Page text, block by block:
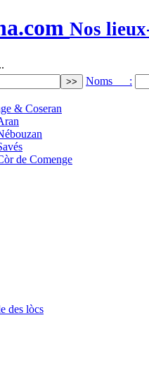
Nos
Noms :
& Coseran
de Comenge
des lòcs